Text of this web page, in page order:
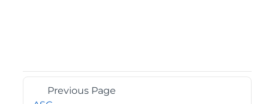
Previous Page